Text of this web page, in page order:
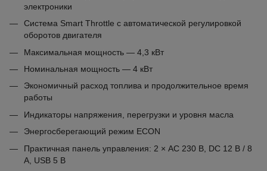
электроники
Система Smart Throttle с автоматической регулировкой
оборотов двигателя
Максимальная мощность — 4,3 кВт
Номинальная мощность — 4 кВт
Экономичный расход топлива и продолжительное время
работы
Индикаторы напряжения, перегрузки и уровня масла
Энергосберегающий режим ECON
Практичная панель управления: 2 × AC 230 В, DC 12 В / 8
А, USB 5 В